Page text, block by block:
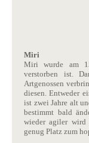
Miri
Miri wurde am
verstorben ist.
Artgenossen
diesen. Entweder
ist zwei Jahre alt
bestimmt bald
wieder agiler wird
genug Platz zum